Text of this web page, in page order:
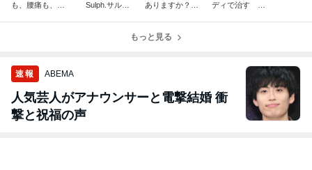
も、腰痛も、頭
Sulph.サルフ
ありますか？
ディで治す
もっと見る
速報 ABEMA
人気芸人がアナウンサーと電撃結婚 衝
撃と祝福の声